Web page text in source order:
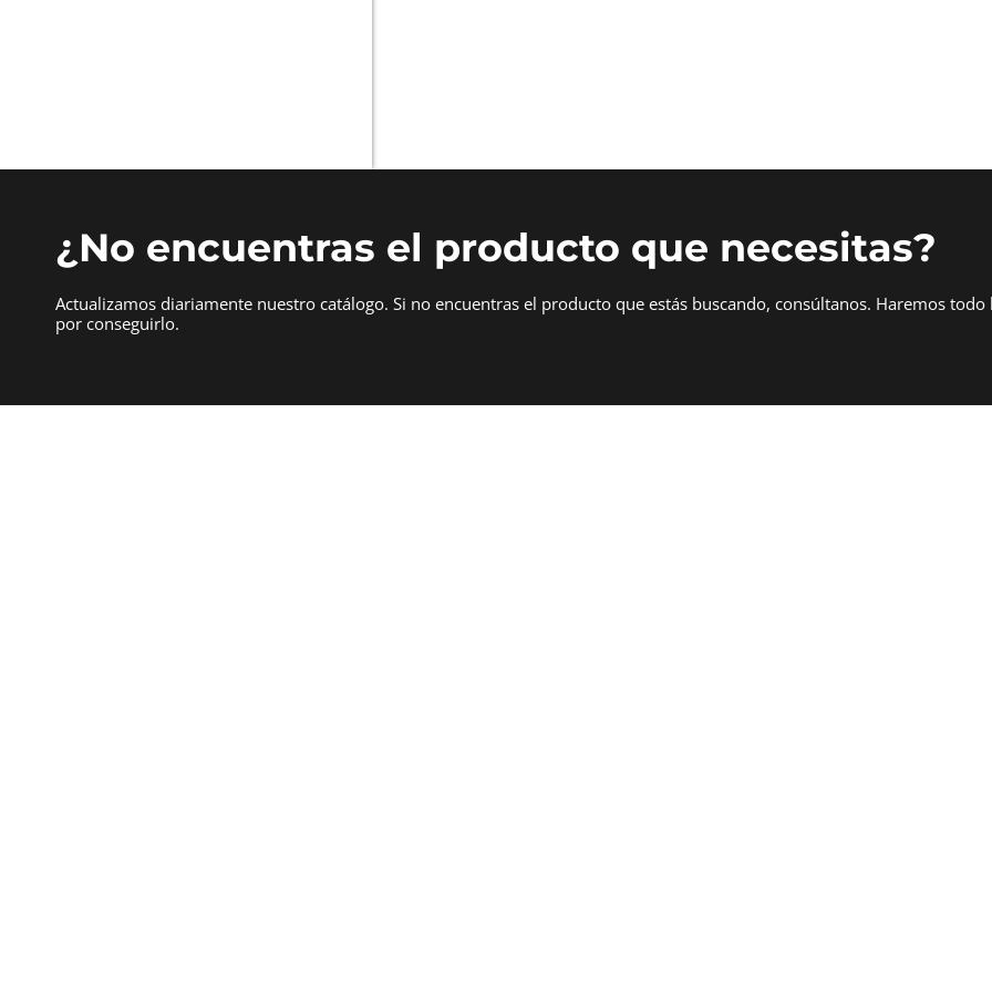
¿No encuentras el producto que necesitas?
Actualizamos diariamente nuestro catálogo. Si no encuentras el producto que estás buscando, consúltanos. Haremos
por conseguirlo.